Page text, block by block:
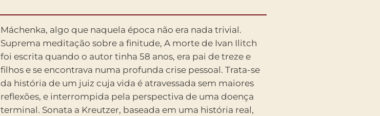
Máchenka, algo que naquela época não era nada trivial.
Suprema meditação sobre a finitude, A morte de Ivan Ilitch
foi escrita quando o autor tinha 58 anos, era pai de treze e
filhos e se encontrava numa profunda crise pessoal. Trata-se
da história de um juiz cuja vida é atravessada sem maiores
reflexões, e interrompida pela perspectiva de uma doença
terminal. Sonata a Kreutzer, baseada em uma história real,